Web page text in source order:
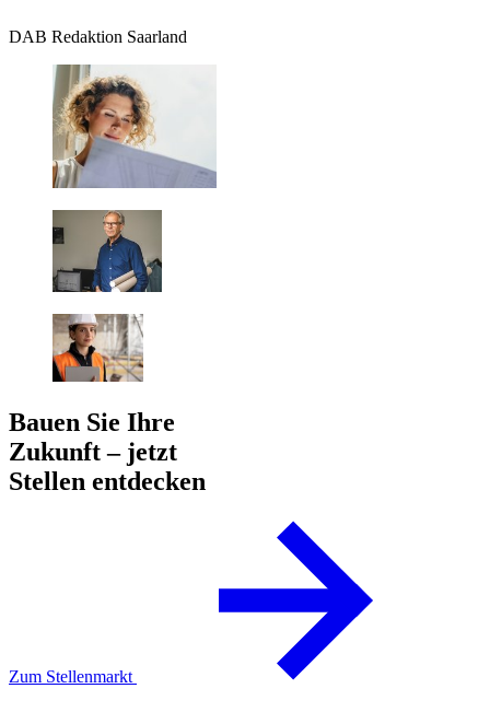
DAB Redaktion Saarland
Bauen Sie Ihre
Zukunft – jetzt
Stellen entdecken
Zum Stellenmarkt